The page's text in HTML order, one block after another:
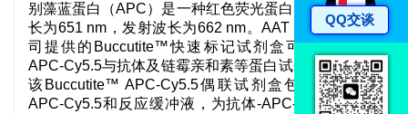
别藻蓝蛋白（APC）是一种红色荧光蛋白，其激发波
长为651 nm，发射波长为662 nm。AAT Bioquest公
司提供的Buccutite™快速标记试剂盒可高效实现
APC-Cy5.5与抗体及链霉亲和素等蛋白试剂的偶联。
该Buccutite™ APC-Cy5.5偶联试剂盒包含预活化
APC-Cy5.5和反应缓冲液，为抗体-APC-Cy5.5偶联
QQ交谈